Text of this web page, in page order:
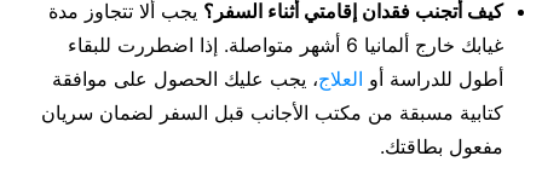
كيف أتجنب فقدان إقامتي أثناء السفر؟ يجب ألا تتجاوز مدة
غيابك خارج ألمانيا 6 أشهر متواصلة. إذا اضطررت للبقاء
أطول للدراسة أو العلاج، يجب عليك الحصول على موافقة
كتابية مسبقة من مكتب الأجانب قبل السفر لضمان سريان
مفعول بطاقتك.